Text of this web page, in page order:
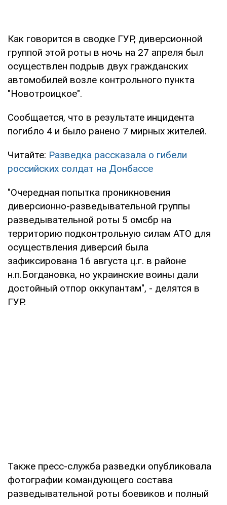
Как говорится в сводке ГУР, диверсионной
группой этой роты в ночь на 27 апреля был
осуществлен подрыв двух гражданских
автомобилей возле контрольного пункта
"Новотроицкое".
Сообщается, что в результате инцидента
погибло 4 и было ранено 7 мирных жителей.
Читайте: Разведка рассказала о гибели
российских солдат на Донбассе
"Очередная попытка проникновения
диверсионно-разведывательной группы
разведывательной роты 5 омсбр на
территорию подконтрольную силам АТО для
осуществления диверсий была
зафиксирована 16 августа ц.г. в районе
н.п.Богдановка, но украинские воины дали
достойный отпор оккупантам", - делятся в
ГУР.
Также пресс-служба разведки опубликовала
фотографии командующего состава
разведывательной роты боевиков и полный